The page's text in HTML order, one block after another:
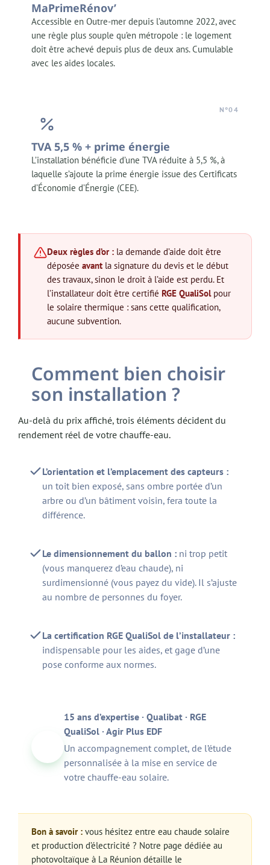
MaPrimeRénov’
Accessible en Outre-mer depuis l’automne 2022, avec
une règle plus souple qu’en métropole : le logement
doit être achevé depuis plus de deux ans. Cumulable
avec les aides locales.
N°04
TVA 5,5 % + prime énergie
L’installation bénéficie d’une TVA réduite à 5,5 %, à
laquelle s’ajoute la prime énergie issue des Certificats
d’Économie d’Énergie (CEE).
Deux règles d’or : la demande d’aide doit être
déposée avant la signature du devis et le début
des travaux, sinon le droit à l’aide est perdu. Et
l’installateur doit être certifié RGE QualiSolpour
le solaire thermique : sans cette qualification,
aucune subvention.
Comment bien choisir
son installation ?
Au-delà du prix affiché, trois éléments décident du
rendement réel de votre chauffe-eau.
L’orientation et l’emplacement des capteurs :
un toit bien exposé, sans ombre portée d’un
arbre ou d’un bâtiment voisin, fera toute la
différence.
Le dimensionnement du ballon : ni trop petit
(vous manquerez d’eau chaude), ni
surdimensionné (vous payez du vide). Il s’ajuste
au nombre de personnes du foyer.
La certification RGE QualiSol de l’installateur :
indispensable pour les aides, et gage d’une
pose conforme aux normes.
15 ans d’expertise · Qualibat · RGE
QualiSol · Agir Plus EDF
Un accompagnement complet, de l’étude
personnalisée à la mise en service de
votre chauffe-eau solaire.
Bon à savoir : vous hésitez entre eau chaude solaire
et production d’électricité ? Notre page dédiée au
photovoltaïque à La Réunion détaille le